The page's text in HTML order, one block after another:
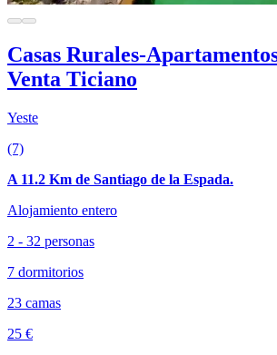
Casas Rurales-
Venta Ticiano
Yeste
(7)
A 11.2 Km de Santiago de la Espada.
Alojamiento entero
2 - 32 personas
7 dormitorios
23 camas
25 €